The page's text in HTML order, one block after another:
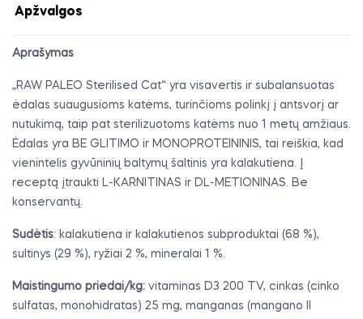
Apžvalgos
Aprašymas
„RAW PALEO Sterilised Cat“ yra visavertis ir subalansuotas
ėdalas suaugusioms katėms, turinčioms polinkį į antsvorį ar
nutukimą, taip pat sterilizuotoms katėms nuo 1 metų amžiaus.
Ėdalas yra BE GLITIMO ir MONOPROTEININIS, tai reiškia, kad
vienintelis gyvūninių baltymų šaltinis yra kalakutiena. Į
receptą įtraukti L-KARNITINAS ir DL-METIONINAS. Be
konservantų.
Sudėtis: kalakutiena ir kalakutienos subproduktai (68 %),
sultinys (29 %), ryžiai 2 %, mineralai 1 %.
Maistingumo priedai/kg: vitaminas D3 200 TV, cinkas (cinko
sulfatas, monohidratas) 25 mg, manganas (mangano II